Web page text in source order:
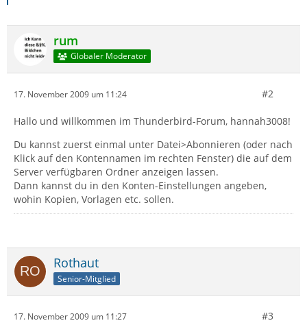
rum
Globaler Moderator
17. November 2009 um 11:24 #2
Hallo und willkommen im Thunderbird-Forum, hannah3008!
Du kannst zuerst einmal unter Datei>Abonnieren (oder nach
Klick auf den Kontennamen im rechten Fenster) die auf dem
Server verfügbaren Ordner anzeigen lassen.
Dann kannst du in den Konten-Einstellungen angeben,
wohin Kopien, Vorlagen etc. sollen.
Rothaut
Senior-Mitglied
17. November 2009 um 11:27 #3